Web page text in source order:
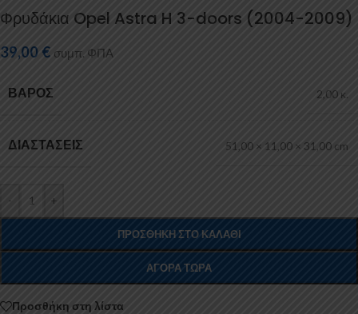
Φρυδάκια Opel Astra H 3-doors (2004-2009)
39,00 € συμπ. ΦΠΑ
ΒΆΡΟΣ 2,00 κ.
ΔΙΑΣΤΆΣΕΙΣ 51,00 × 11,00 × 31,00 cm
- +
ΠΡΟΣΘΉΚΗ ΣΤΟ ΚΑΛΆΘΙ
ΑΓΟΡΆ ΤΏΡΑ
Προσθήκη στη λίστα